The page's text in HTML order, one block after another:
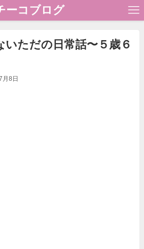
ーコブログ
いただの日常話〜５歳６
月8日